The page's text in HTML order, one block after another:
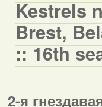
Kestrels
Brest,
:: 16th
2-я